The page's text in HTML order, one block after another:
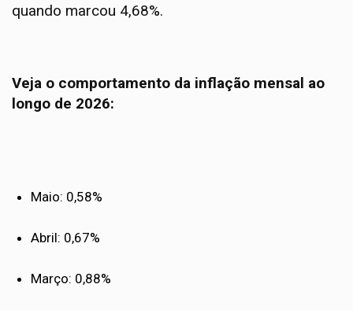
quando marcou 4,68%.
Veja o comportamento da inflação mensal ao
longo de 2026:
Maio: 0,58%
Abril: 0,67%
Março: 0,88%